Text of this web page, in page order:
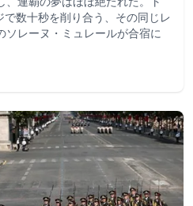
数十秒を削り合う、その同じレ
ソレーヌ・ミュレールが合宿に